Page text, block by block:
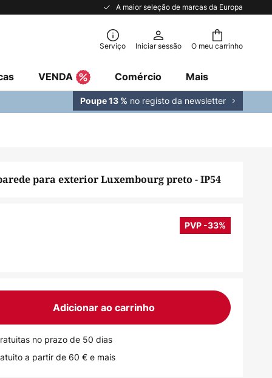
A maior seleção de marcas da Europa
O meu carrinho
Serviço Iniciar sessão
VENDA Comércio Mais
Poupe 13 % no registo da newsletter
para exterior Luxembourg preto - IP54
PVP -33%
Adicionar ao carrinho
no prazo de 50 dias
a partir de 60 € e mais